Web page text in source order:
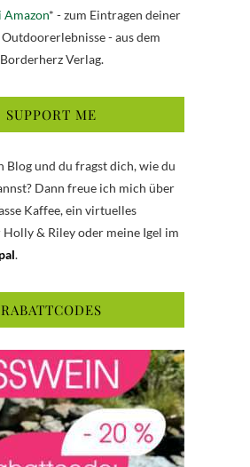
Amazon* - zum Eintragen deiner
- aus dem
Borderherz Verlag.
SUPPORT ME
Blog und du fragst dich, wie du
Dann freue ich mich über
Kaffee, ein virtuelles
& Riley oder meine Igel im
.
RABATTCODES